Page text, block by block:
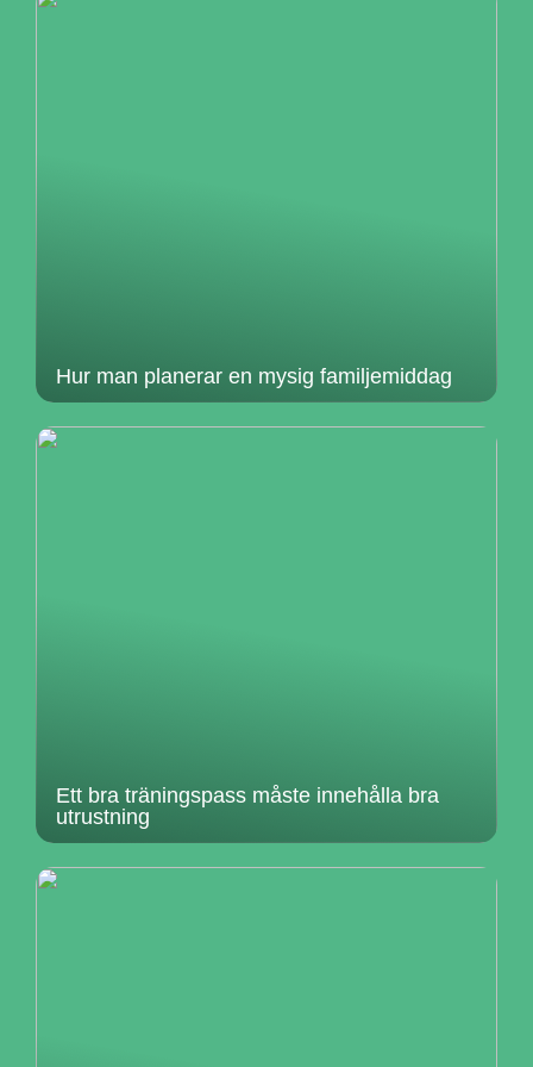
Hur man planerar en mysig familjemiddag
Ett bra träningspass måste innehålla bra
utrustning